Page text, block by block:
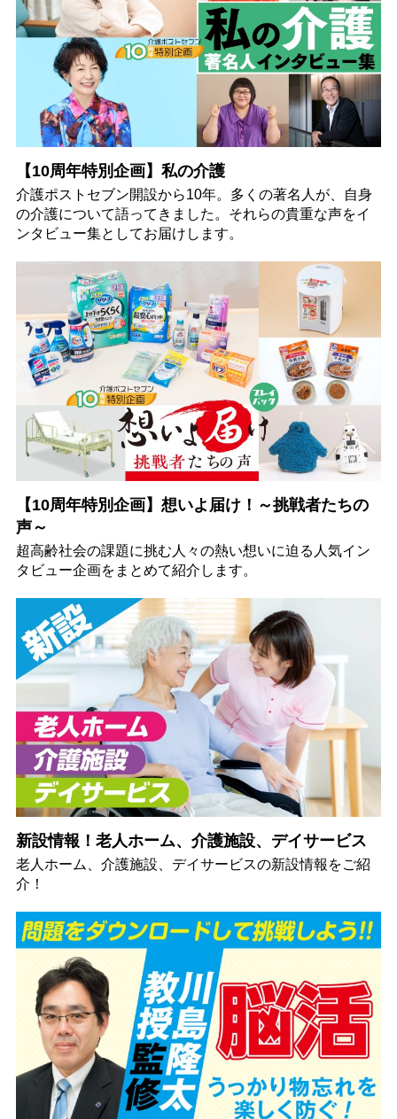
【10周年特別企画】私の介護
介護ポストセブン開設から10年。多くの著名人が、自身
の介護について語ってきました。それらの貴重な声をイ
ンタビュー集としてお届けします。
【10周年特別企画】想いよ届け！～挑戦者たちの
声～
超高齢社会の課題に挑む人々の熱い想いに迫る人気イン
タビュー企画をまとめて紹介します。
新設情報！老人ホーム、介護施設、デイサービス
老人ホーム、介護施設、デイサービスの新設情報をご紹
介！